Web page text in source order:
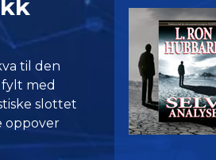
til den
fylt med
slottet
oppover